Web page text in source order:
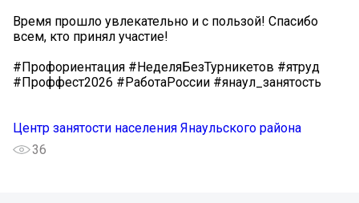
Время прошло увлекательно и с пользой! Спасибо
всем, кто принял участие!
#Профориентация #НеделяБезТурникетов #ятруд
#Проффест2026 #РаботаРоссии #янаул_занятость
Центр занятости населения Янаульского района
36